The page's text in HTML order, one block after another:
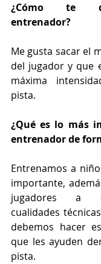
¿Cómo te
entrenador?
Me gusta sacar el
del jugador y que
máxima
pista.
¿Qué es lo más
entrenador de
Entrenamos a
importante,
jugadores a
cualidades
debemos hacer
que les ayuden
pista.